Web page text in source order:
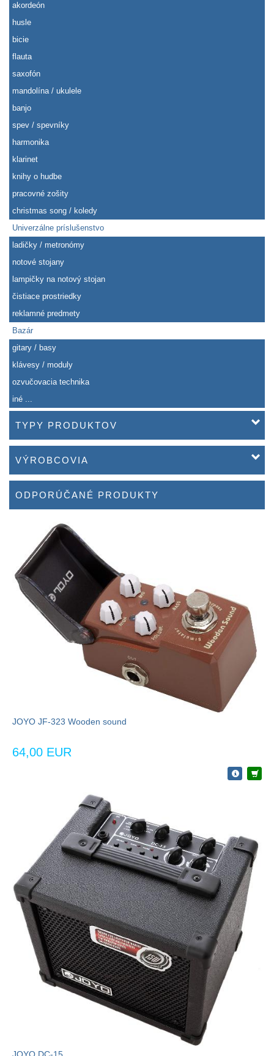
akordeón
husle
bicie
flauta
saxofón
mandolína / ukulele
banjo
spev / spevníky
harmonika
klarinet
knihy o hudbe
pracovné zošity
christmas song / koledy
Univerzálne príslušenstvo
ladičky / metronómy
notové stojany
lampičky na notový stojan
čistiace prostriedky
reklamné predmety
Bazár
gitary / basy
klávesy / moduly
ozvučovacia technika
iné ...
TYPY PRODUKTOV
VÝROBCOVIA
ODPORÚČANÉ PRODUKTY
JOYO JF-323 Wooden sound
64,00 EUR